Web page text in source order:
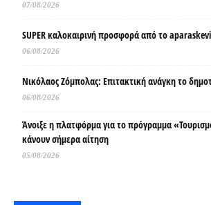
07/08/2026
SUPER καλοκαιρινή προσφορά από το
06/08/2026
Νικόλαος Ζόμπολας: Επιτακτική ανάγκη το
06/08/2026
Άνοιξε η πλατφόρμα για το πρόγραμμα
κάνουν σήμερα αίτηση
05/08/2026